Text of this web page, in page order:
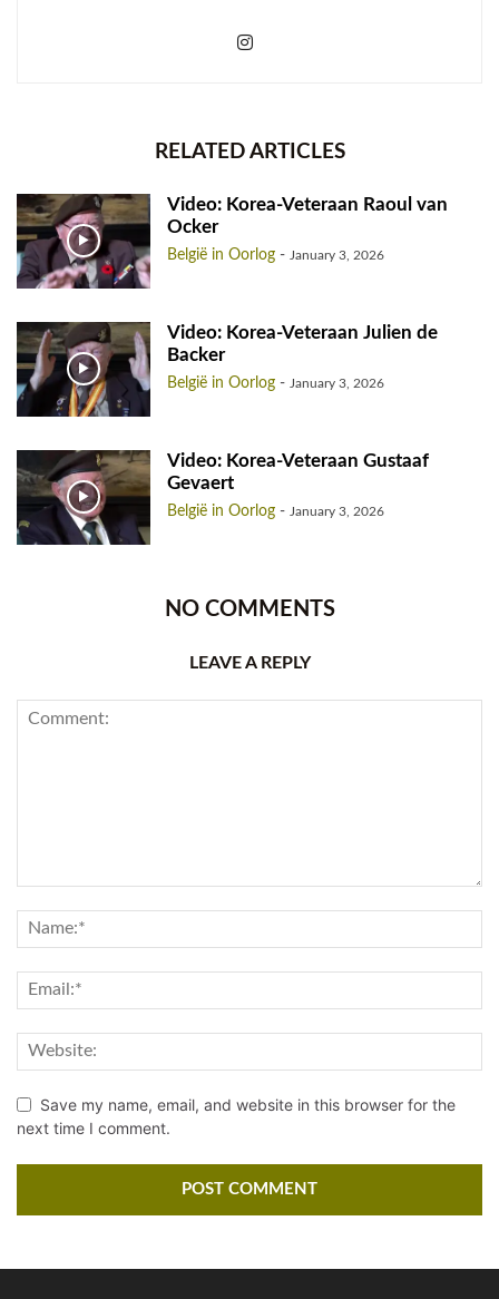
RELATED ARTICLES
Video: Korea-Veteraan Raoul van
Ocker
België in Oorlog - January 3, 2026
Video: Korea-Veteraan Julien de
Backer
België in Oorlog - January 3, 2026
Video: Korea-Veteraan Gustaaf
Gevaert
België in Oorlog - January 3, 2026
NO COMMENTS
LEAVE A REPLY
Save my name, email, and website in this browser for the
next time I comment.